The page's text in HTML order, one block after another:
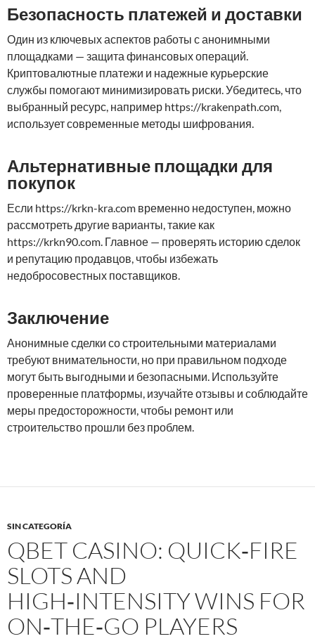
Безопасность платежей и доставки
Один из ключевых аспектов работы с анонимными
площадками — защита финансовых операций.
Криптовалютные платежи и надежные курьерские
службы помогают минимизировать риски. Убедитесь, что
выбранный ресурс, например https://krakenpath.com,
использует современные методы шифрования.
Альтернативные площадки для
покупок
Если https://krkn-kra.com временно недоступен, можно
рассмотреть другие варианты, такие как
https://krkn90.com. Главное — проверять историю сделок
и репутацию продавцов, чтобы избежать
недобросовестных поставщиков.
Заключение
Анонимные сделки со строительными материалами
требуют внимательности, но при правильном подходе
могут быть выгодными и безопасными. Используйте
проверенные платформы, изучайте отзывы и соблюдайте
меры предосторожности, чтобы ремонт или
строительство прошли без проблем.
SIN CATEGORÍA
QBET CASINO: QUICK‑FIRE
SLOTS AND
HIGH‑INTENSITY WINS FOR
ON‑THE‑GO PLAYERS